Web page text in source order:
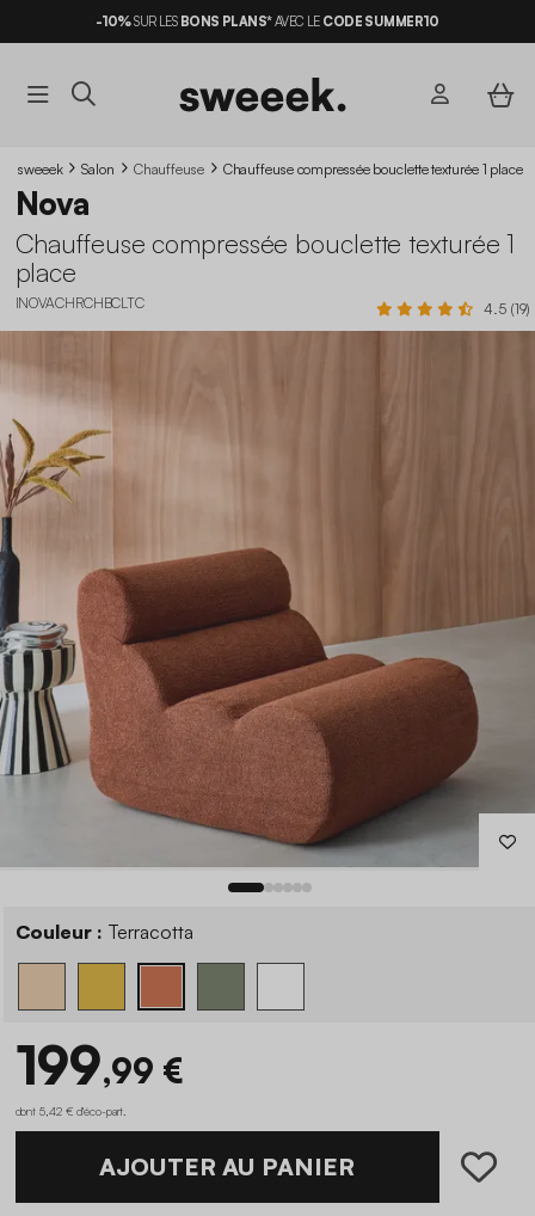
-10%SUR LES BONS PLANS*AVEC LE CODE SUMMER10
sweeek Salon Chauffeuse Chauffeuse compressée bouclette texturée 1 place
Nova
Chauffeuse compressée bouclette texturée 1
place
INOVACHRCHBCLTC 4.5 (19)
Couleur : Terracotta
199,99 €
dont 5,42 € d'éco-part
AJOUTER AU PANIER